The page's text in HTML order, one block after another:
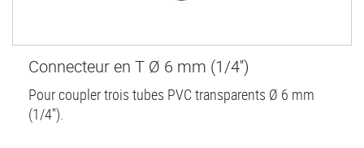
Connecteur en T Ø 6 mm (1/4'')
Pour coupler trois tubes PVC transparents Ø 6 mm
(1/4'').